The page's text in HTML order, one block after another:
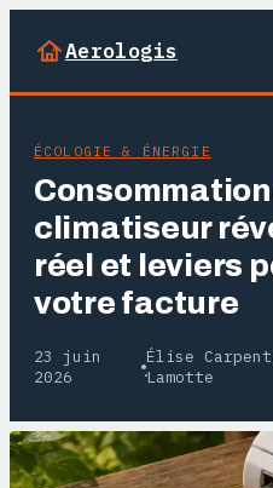
Aerologis
ÉCOLOGIE & ÉNERGIE
Consommation
climatiseur
réel et leviers
votre facture
23 juin
2026
·
Élise
Lamotte